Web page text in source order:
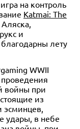
на контроль
Katmai: The
и
лету
WWII
войны при
из
эсминцев,
удары, в небе